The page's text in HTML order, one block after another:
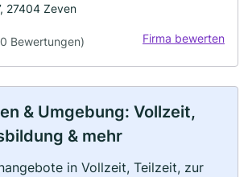
27404 Zeven
Bewertungen) Firma bewerten
& Umgebung: Vollzeit,
& mehr
in Vollzeit, Teilzeit, zur